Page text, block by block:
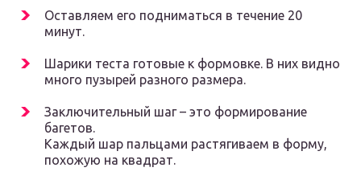
Оставляем его подниматься в течение 20
минут.
Шарики теста готовые к формовке. В них видно
много пузырей разного размера.
Заключительный шаг – это формирование
багетов.
Каждый шар пальцами растягиваем в форму,
похожую на квадрат.